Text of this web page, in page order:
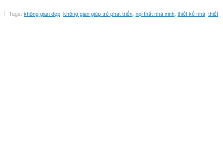
Tags: không gian đẹp không gian giúp trẻ phát triển nội thất nhà xinh thiết kế nhà thiết